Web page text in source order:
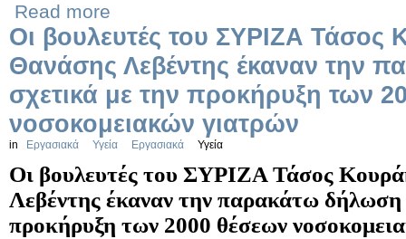
Read more
Οι βουλευτές του ΣΥΡΙΖΑ Τάσος
Θανάσης Λεβέντης έκαναν την
σχετικά με την προκήρυξη των
νοσοκομειακών γιατρών
in Εργασιακά Υγεία Εργασιακά Υγεία
Οι βουλευτές του ΣΥΡΙΖΑ Τάσος
Λεβέντης έκαναν την παρακάτω δήλωση
προκήρυξη των 2000 θέσεων